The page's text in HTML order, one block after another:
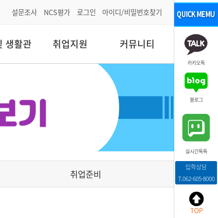
설문조사 NCS평가 로그인 아이디/비밀번호찾기
생활관 취업지원 커뮤니티
취업준비
카카오톡
블로그
실시간톡톡
입학상담
T.062-605-8000